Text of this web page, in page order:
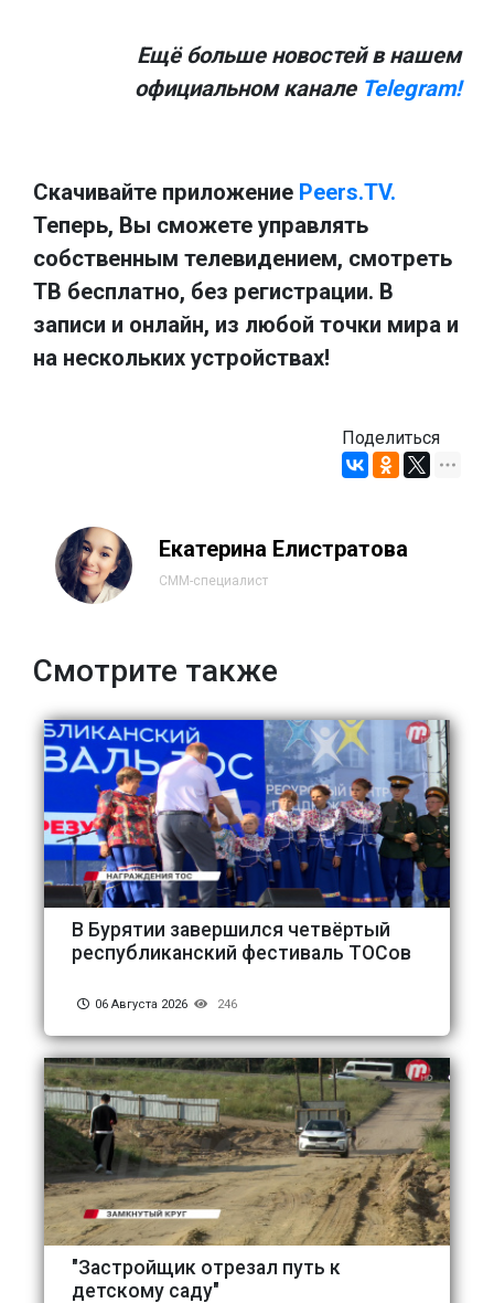
Ещё больше новостей в нашем
официальном канале Telegram!
Скачивайте приложение Peers.TV.
Теперь, Вы сможете управлять
собственным телевидением, смотреть
ТВ бесплатно, без регистрации. В
записи и онлайн, из любой точки мира и
на нескольких устройствах!
Поделиться
Екатерина Елистратова
СММ-специалист
Смотрите также
В Бурятии завершился четвёртый
республиканский фестиваль ТОСов
06 Августа 2026 246
"Застройщик отрезал путь к
детскому саду"